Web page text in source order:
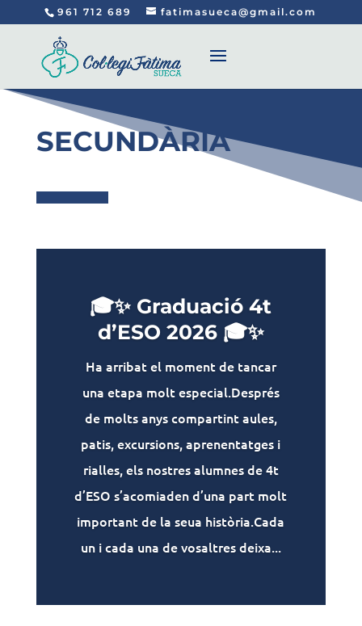
961 712 689 fatimasueca@gmail.com
SECUNDÀRIA
🎓✨ Graduació 4t
d’ESO 2026 🎓✨
Ha arribat el moment de tancar
una etapa molt especial.Després
de molts anys compartint aules,
patis, excursions, aprenentatges i
rialles, els nostres alumnes de 4t
d’ESO s’acomiaden d’una part molt
important de la seua història.Cada
un i cada una de vosaltres deixa...